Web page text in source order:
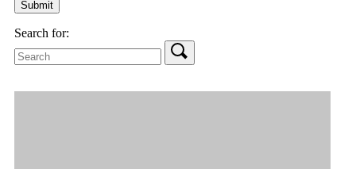
Search for: